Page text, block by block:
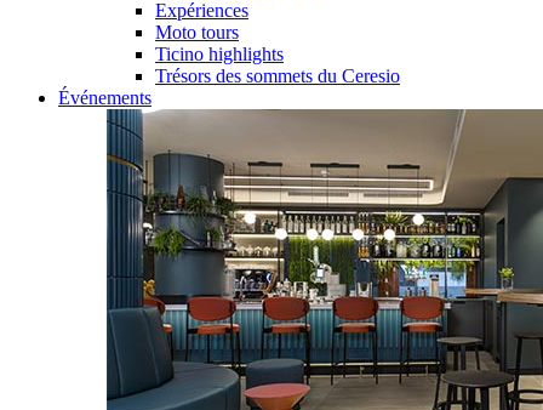
Expériences
Moto tours
Ticino highlights
Trésors des sommets du Ceresio
Événements